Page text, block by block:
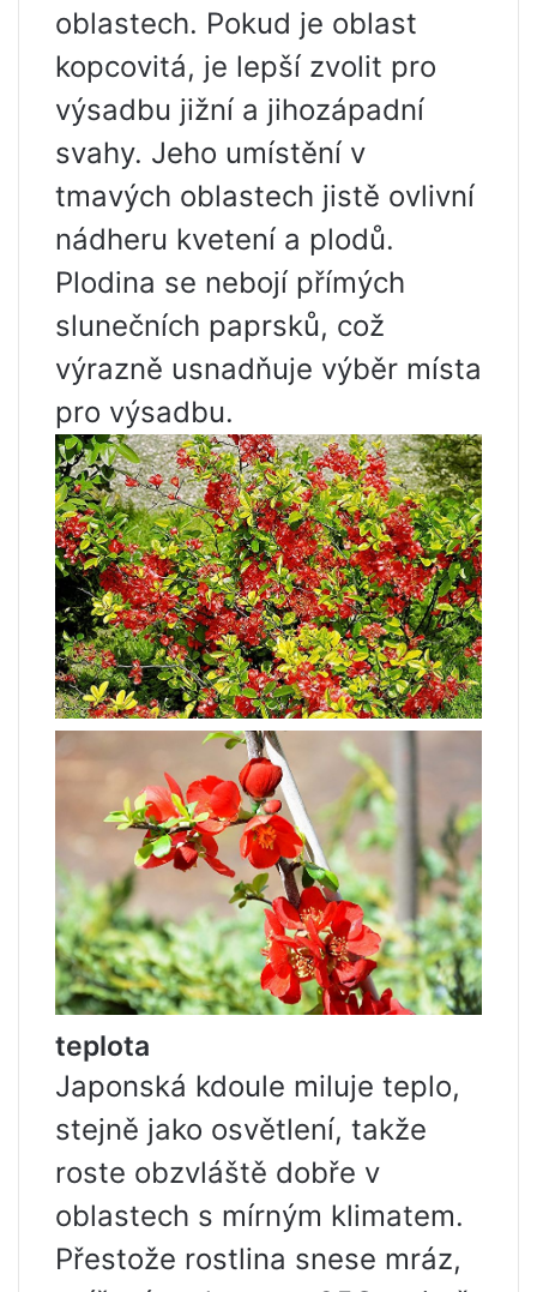
oblastech. Pokud je oblast
kopcovitá, je lepší zvolit pro
výsadbu jižní a jihozápadní
svahy. Jeho umístění v
tmavých oblastech jistě ovlivní
nádheru kvetení a plodů.
Plodina se nebojí přímých
slunečních paprsků, což
výrazně usnadňuje výběr místa
pro výsadbu.
teplota
Japonská kdoule miluje teplo,
stejně jako osvětlení, takže
roste obzvláště dobře v
oblastech s mírným klimatem.
Přestože rostlina snese mráz,